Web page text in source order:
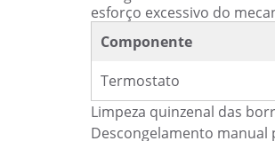
esforço excessivo do
Componente
Termostato
Limpeza quinzenal das
Descongelamento manual